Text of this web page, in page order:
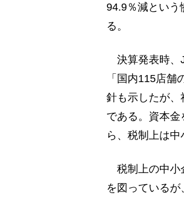
94.9％減という
る。
決算発表時、
「国内115店
針も示したが、
である。資本
ら、税制上は
税制上の中小
を図っているが